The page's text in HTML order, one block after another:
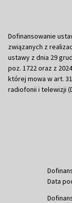
Dofinansowanie
związanych z
ustawy z dnia 29
poz. 1722 oraz z
której mowa w art.
radiofonii i telewizji
Data